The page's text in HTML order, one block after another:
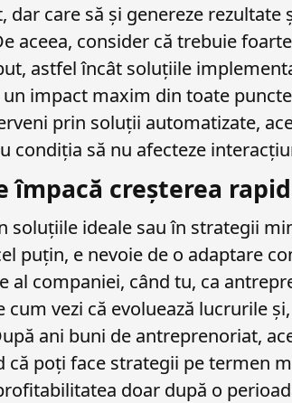
dar care să și genereze
aceea, consider că trebuie
astfel încât soluțiile
un impact maxim din toate
prin soluții automatizate,
condiția să nu afecteze
împacă creșterea
soluțiile ideale sau în strategii
puțin, e nevoie de o adaptare
al companiei, când tu, ca
cum vezi că evoluează lucrurile
ani buni de antreprenoriat,
că poți face strategii pe termen
doar după o